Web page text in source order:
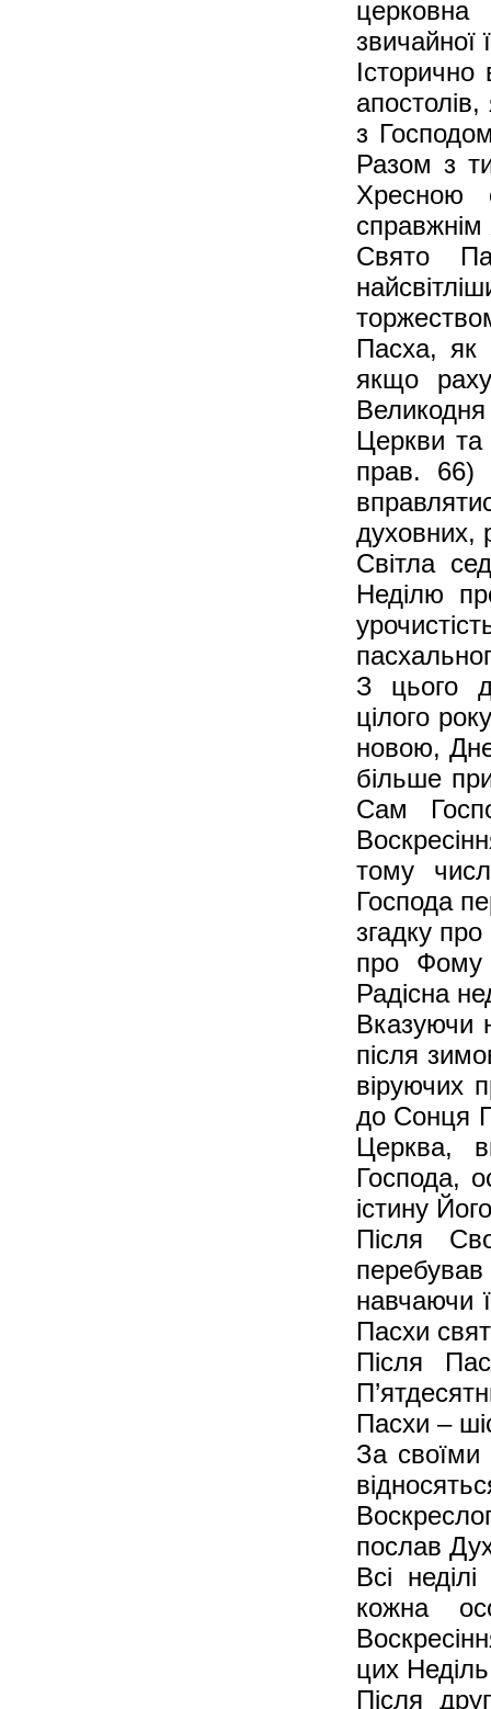
звичайної
з
Разом з
Хресною
справжнім
Свято
Пасха, як
якщо
Церкви та
прав. 66)
духовних,
Світла
Неділю
З цього
цілого
новою,
більше
Сам
тому
Господа
згадку
про Фому
Радісна
Вказуючи
після
віруючих
до Сонця
Церква,
Господа,
істину
Після
перебував
навчаючи
Пасхи
Після
Пасхи –
За своїми
послав
Всі
кожна
цих
Після